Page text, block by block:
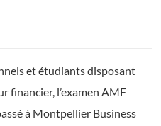
et étudiants disposant
financier, l’examen AMF
à Montpellier Business